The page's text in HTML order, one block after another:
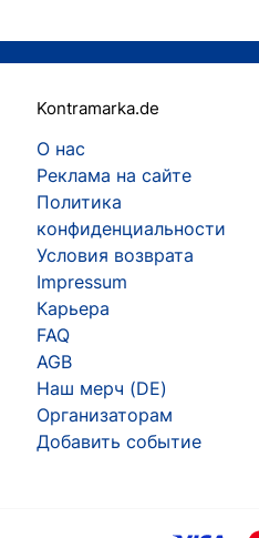
Kontramarka.de
О нас
Реклама на сайте
Политика
конфиденциальности
Условия возврата
Impressum
Карьера
FAQ
AGB
Наш мерч (DE)
Организаторам
Добавить событие